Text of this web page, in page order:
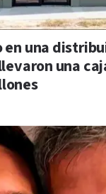
en una
una